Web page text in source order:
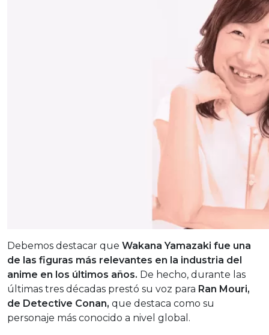
Debemos destacar que Wakana Yamazaki fue una
de las figuras más relevantes en la industria del
anime en los últimos años. De hecho, durante las
últimas tres décadas prestó su voz para Ran Mouri,
de Detective Conan, que destaca como su
personaje más conocido a nivel global.